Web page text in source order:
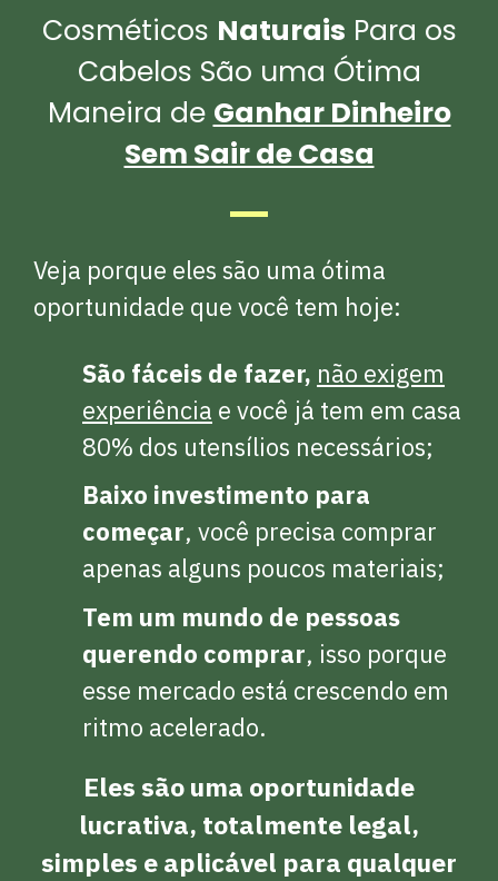
Cosméticos Naturais Para os
Cabelos São uma Ótima
Maneira de Ganhar Dinheiro
Sem Sair de Casa
Veja porque eles são uma ótima
oportunidade que você tem hoje:
São fáceis de fazer, não exigem
experiência e você já tem em casa
80% dos utensílios necessários;
Baixo investimento para
começar, você precisa comprar
apenas alguns poucos materiais;
Tem um mundo de pessoas
querendo comprar, isso porque
esse mercado está crescendo em
ritmo acelerado.
Eles são uma oportunidade
lucrativa, totalmente legal,
simples e aplicável para qualquer